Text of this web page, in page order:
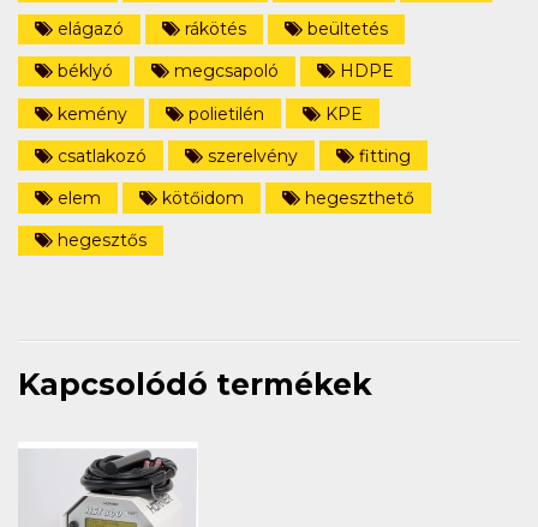
elágazó
rákötés
beültetés
béklyó
megcsapoló
HDPE
kemény
polietilén
KPE
csatlakozó
szerelvény
fitting
elem
kötőidom
hegeszthető
hegesztős
Kapcsolódó termékek